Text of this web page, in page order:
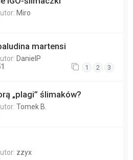
Miro
martensi
DanielP
1 2 3
„plagi” ślimaków?
Tomek B.
zzyx